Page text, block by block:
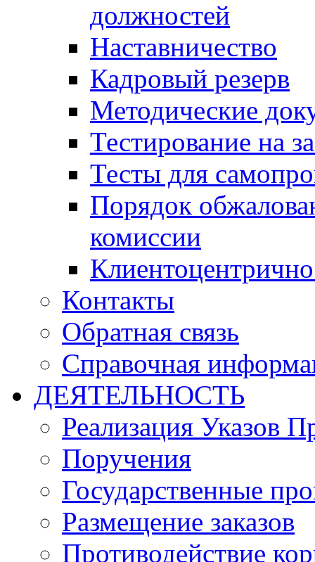
должностей
Наставничество
Кадровый резерв
Методические
Тестирование на
Тесты для
Порядок
комиссии
Контакты
Обратная связь
Справочная
ДЕЯТЕЛЬНОСТЬ
Реализация Указов
Поручения
Государственные
Размещение заказов
Противодействие